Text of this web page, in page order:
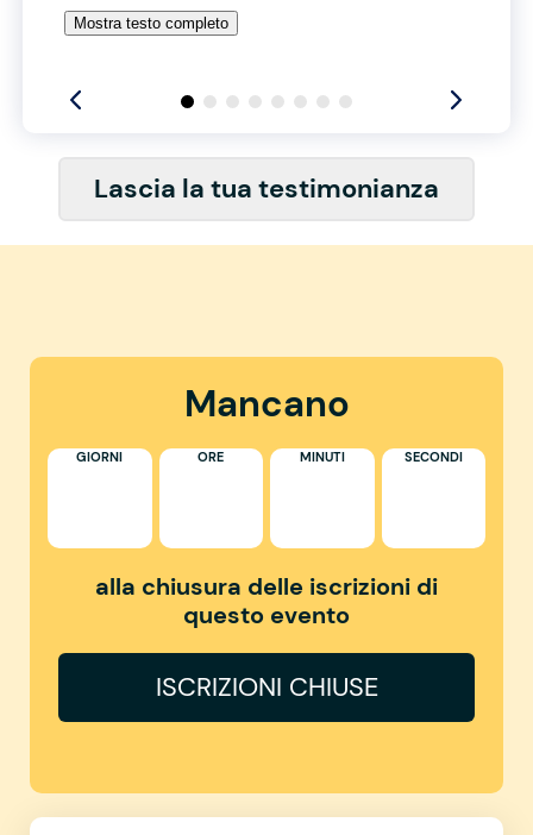
Mostra testo completo
Lascia la tua testimonianza
Mancano
GIORNI ORE MINUTI SECONDI
alla chiusura delle iscrizioni di
questo evento
ISCRIZIONI CHIUSE